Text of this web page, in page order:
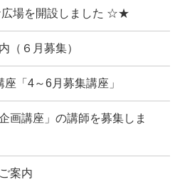
場を開設しました ☆★
（６月募集）
「4～6月募集講座」
画講座」の講師を募集しま
案内